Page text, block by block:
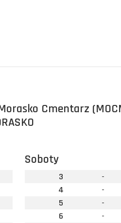
Cmentarz
Soboty
3
-
4
-
5
-
6
-